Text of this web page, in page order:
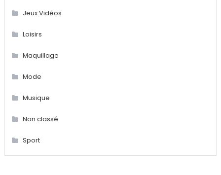
Jeux Vidéos
Loisirs
Maquillage
Mode
Musique
Non classé
Sport